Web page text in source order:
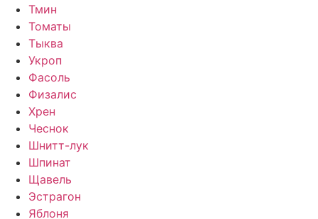
Тмин
Томаты
Тыква
Укроп
Фасоль
Физалис
Хрен
Чеснок
Шнитт-лук
Шпинат
Щавель
Эстрагон
Яблоня